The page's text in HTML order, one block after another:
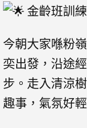
金齡班訓
今朝大家喺粉
奕出發，沿途
步。走入清涼
趣事，氣氛好輕